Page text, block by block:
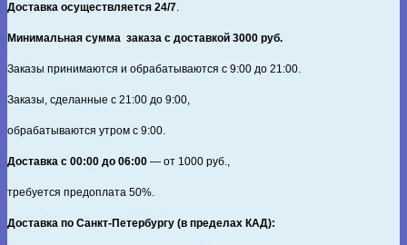
Доставка осуществляется 24/7.
Минимальная сумма заказа с доставкой 3000 руб.
Заказы принимаются и обрабатываются с 9:00 до 21:00.
Заказы, сделанные с 21:00 до 9:00,
обрабатываются утром с 9:00.
Доставка с 00:00 до 06:00 — от 1000 руб.,
требуется предоплата 50%.
Доставка по Санкт‑Петербургу (в пределах КАД):